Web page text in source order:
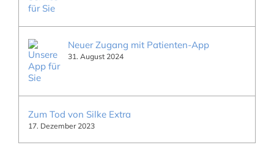
Neuer Zugang mit Patienten-App
31. August 2024
Zum Tod von Silke Extra
17. Dezember 2023